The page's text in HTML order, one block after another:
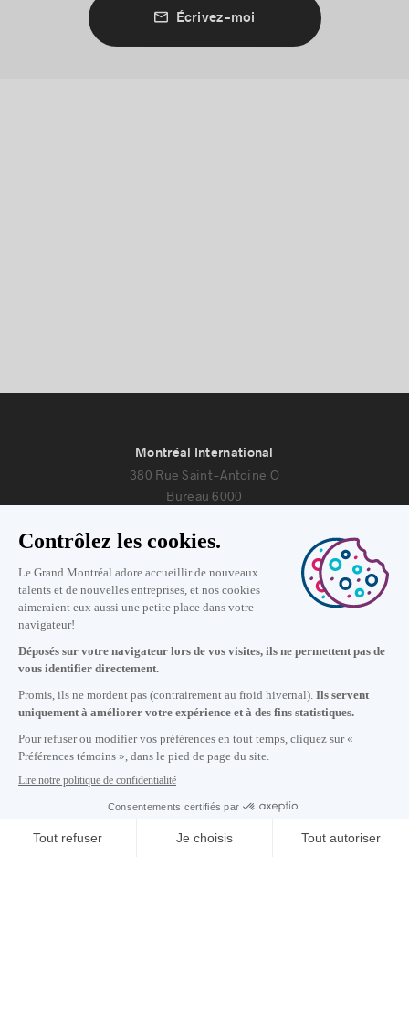
Écrivez-moi
S'abonner à notre infolettre
Carrières
À propos de nous
Montréal International
380 Rue Saint-Antoine O
Bureau 6000
Nous joindre
Lundi au vendredi de 8h30 à 17h.